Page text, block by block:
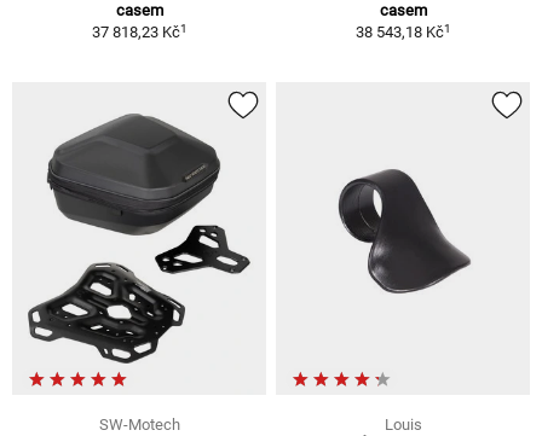
casem
37 818,23 Kč1
casem
38 543,18 Kč1
SW-Motech
Louis